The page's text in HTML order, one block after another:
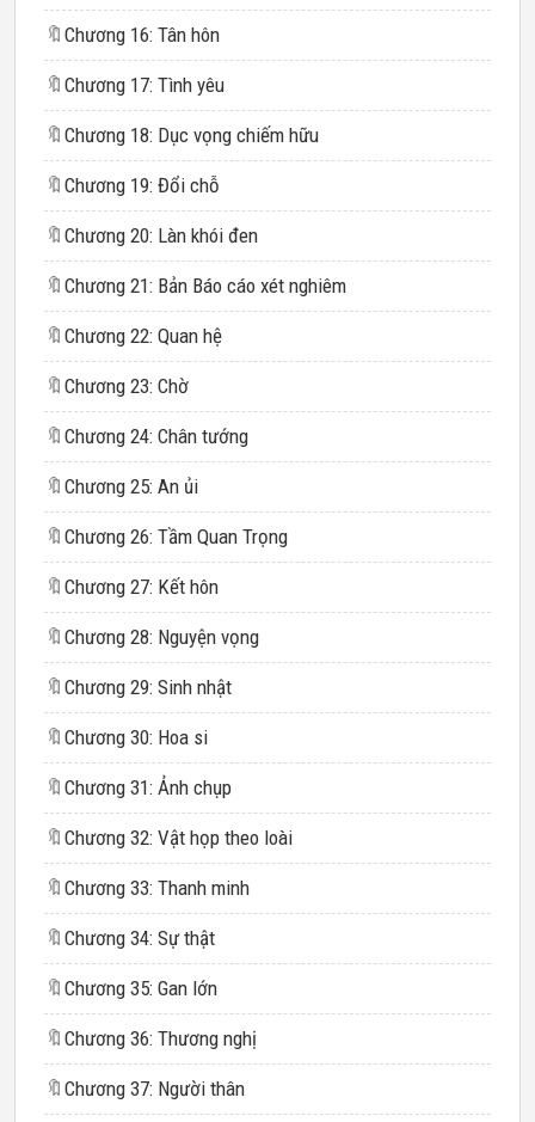
🔖 Chương 16: Tân hôn
🔖 Chương 17: Tình yêu
🔖 Chương 18: Dục vọng chiếm hữu
🔖 Chương 19: Đổi chỗ
🔖 Chương 20: Làn khói đen
🔖 Chương 21: Bản Báo cáo xét nghiêm
🔖 Chương 22: Quan hệ
🔖 Chương 23: Chờ
🔖 Chương 24: Chân tướng
🔖 Chương 25: An ủi
🔖 Chương 26: Tầm Quan Trọng
🔖 Chương 27: Kết hôn
🔖 Chương 28: Nguyện vọng
🔖 Chương 29: Sinh nhật
🔖 Chương 30: Hoa si
🔖 Chương 31: Ảnh chụp
🔖 Chương 32: Vật họp theo loài
🔖 Chương 33: Thanh minh
🔖 Chương 34: Sự thật
🔖 Chương 35: Gan lớn
🔖 Chương 36: Thương nghị
🔖 Chương 37: Người thân